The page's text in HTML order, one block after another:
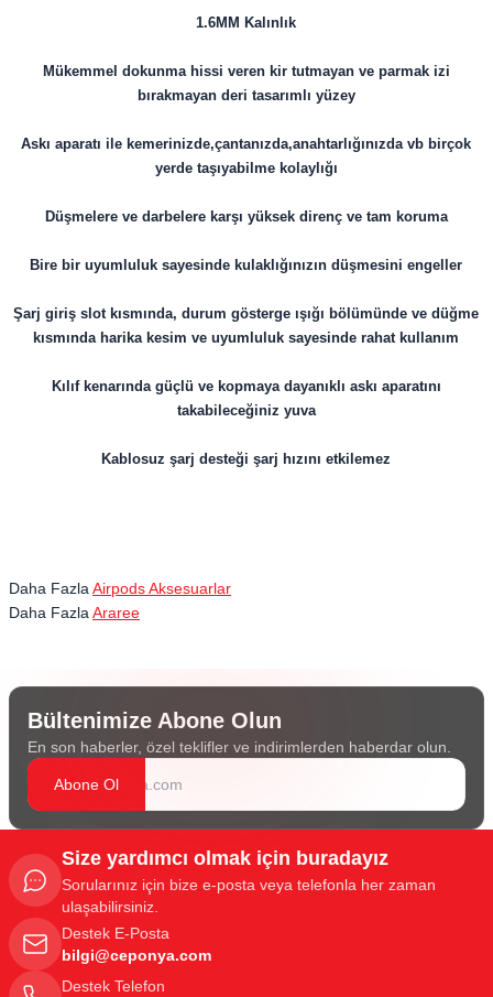
1.6MM Kalınlık
Mükemmel dokunma hissi veren kir tutmayan ve parmak izi
bırakmayan deri tasarımlı yüzey
Askı aparatı ile kemerinizde,çantanızda,anahtarlığınızda vb birçok
yerde taşıyabilme kolaylığı
Düşmelere ve darbelere karşı yüksek direnç ve tam koruma
Bire bir uyumluluk sayesinde kulaklığınızın düşmesini engeller
Şarj giriş slot kısmında, durum gösterge ışığı bölümünde ve düğme
kısmında harika kesim ve uyumluluk sayesinde rahat kullanım
Kılıf kenarında güçlü ve kopmaya dayanıklı askı aparatını
takabileceğiniz yuva
Kablosuz şarj desteği şarj hızını etkilemez
Daha Fazla Airpods Aksesuarlar
Daha Fazla Araree
Bültenimize Abone Olun
En son haberler, özel teklifler ve indirimlerden haberdar olun.
Abone Ol
Size yardımcı olmak için buradayız
Sorularınız için bize e-posta veya telefonla her zaman
ulaşabilirsiniz.
Destek E-Posta
bilgi@ceponya.com
Destek Telefon